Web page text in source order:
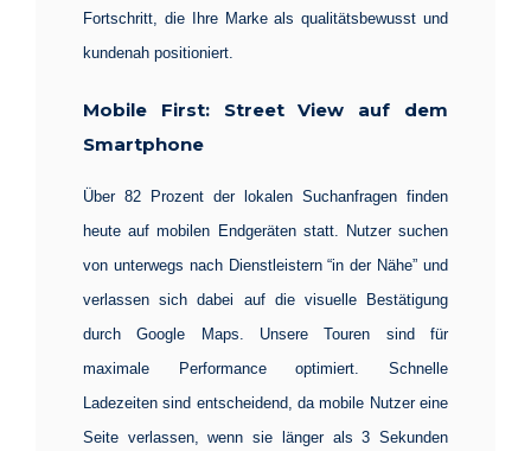
Fortschritt, die Ihre Marke als qualitätsbewusst und
kundenah positioniert.
Mobile First: Street View auf dem
Smartphone
Über 82 Prozent der lokalen Suchanfragen finden
heute auf mobilen Endgeräten statt. Nutzer suchen
von unterwegs nach Dienstleistern “in der Nähe” und
verlassen sich dabei auf die visuelle Bestätigung
durch Google Maps. Unsere Touren sind für
maximale Performance optimiert. Schnelle
Ladezeiten sind entscheidend, da mobile Nutzer eine
Seite verlassen, wenn sie länger als 3 Sekunden